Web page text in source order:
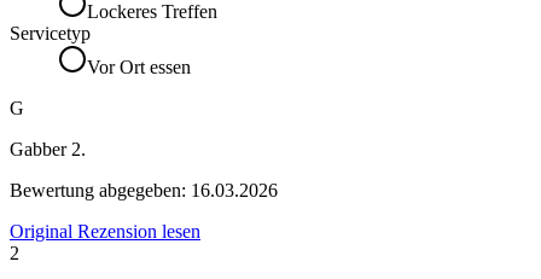
Lockeres Treffen
Servicetyp
Vor Ort essen
G
Gabber 2.
Bewertung abgegeben: 16.03.2026
Original Rezension lesen
2